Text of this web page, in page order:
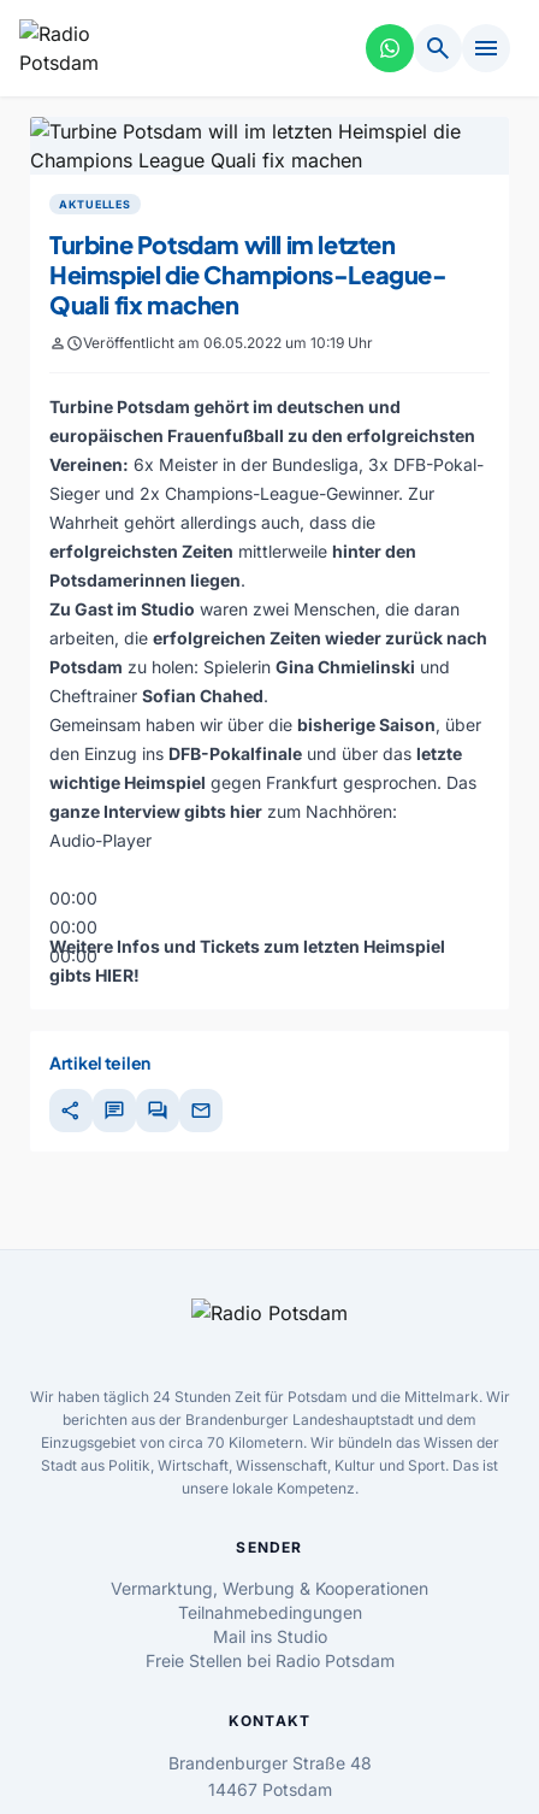
search menu
AKTUELLES
Turbine Potsdam will im letzten
Heimspiel die Champions-League-
Quali fix machen
personscheduleVeröffentlicht am 06.05.2022 um 10:19 Uhr
Turbine Potsdam gehört im deutschen und
europäischen Frauenfußball zu den erfolgreichsten
Vereinen: 6x Meister in der Bundesliga, 3x DFB-Pokal-
Sieger und 2x Champions-League-Gewinner. Zur
Wahrheit gehört allerdings auch, dass die
erfolgreichsten Zeiten mittlerweile hinter den
Potsdamerinnen liegen.
Zu Gast im Studio waren zwei Menschen, die daran
arbeiten, die erfolgreichen Zeiten wieder zurück nach
Potsdam zu holen: Spielerin Gina Chmielinski und
Cheftrainer Sofian Chahed.
Gemeinsam haben wir über die bisherige Saison, über
den Einzug ins DFB-Pokalfinale und über das letzte
wichtige Heimspiel gegen Frankfurt gesprochen. Das
ganze Interview gibts hier zum Nachhören:
Audio-Player
00:00
00:00
00:00
Weitere Infos und Tickets zum letzten Heimspiel
gibts HIER!
Artikel teilen
share chat forum mail
Wir haben täglich 24 Stunden Zeit für Potsdam und die Mittelmark. Wir
berichten aus der Brandenburger Landeshauptstadt und dem
Einzugsgebiet von circa 70 Kilometern. Wir bündeln das Wissen der
Stadt aus Politik, Wirtschaft, Wissenschaft, Kultur und Sport. Das ist
unsere lokale Kompetenz.
SENDER
Vermarktung, Werbung & Kooperationen
Teilnahmebedingungen
Mail ins Studio
Freie Stellen bei Radio Potsdam
KONTAKT
Brandenburger Straße 48
14467 Potsdam